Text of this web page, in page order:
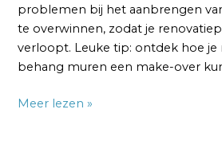
problemen bij het aanbrengen
te overwinnen, zodat je
verloopt. Leuke tip: ontdek hoe je
behang muren een make-over
Meer lezen »